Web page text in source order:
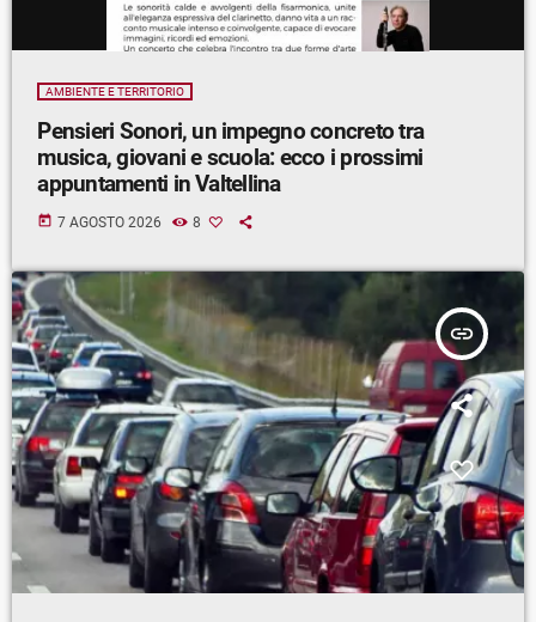
AMBIENTE E TERRITORIO
Pensieri Sonori, un impegno concreto tra
musica, giovani e scuola: ecco i prossimi
appuntamenti in Valtellina
today 7 AGOSTO 2026 8
insert_link